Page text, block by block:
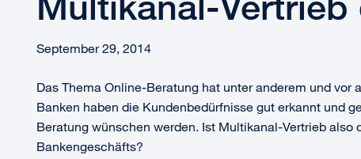
September 29, 2014
Das Thema Online-Beratung hat unter anderem und
Banken haben die Kundenbedürfnisse gut erkannt und
Beratung wünschen werden. Ist Multikanal-Vertrieb
Bankengeschäfts?